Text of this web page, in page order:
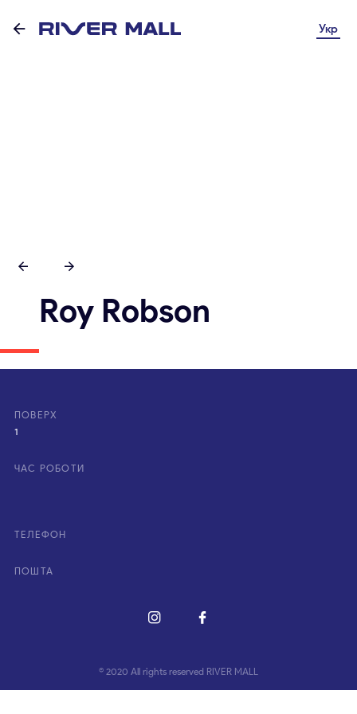
Укр
Roy Robson
ПОВЕРХ
1
ЧАС РОБОТИ
ТЕЛЕФОН
ПОШТА
© 2020 All rights reserved RIVER MALL